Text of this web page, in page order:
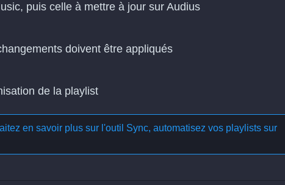
puis celle à mettre à jour sur Audius
doivent être appliqués
de la playlist
en savoir plus sur l'outil Sync, automatisez vos playlists sur